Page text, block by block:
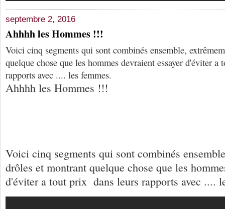
septembre 2, 2016
Ahhhh les Hommes !!!
Voici cinq segments qui sont combinés ensemble,
quelque chose que les hommes devraient essayer d'éviter
rapports avec .... les femmes.
Ahhhh les Hommes !!!
Voici cinq segments qui sont combinés
drôles et montrant quelque chose que les
d'éviter a tout prix dans leurs rapports avec ....